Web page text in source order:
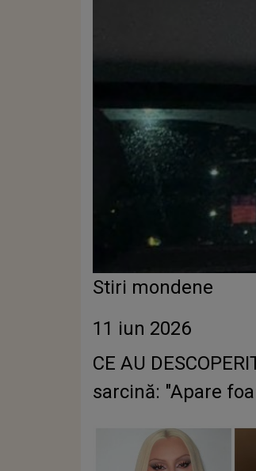
Stiri mondene
11 iun 2026
CE AU
sarcină: "Apare